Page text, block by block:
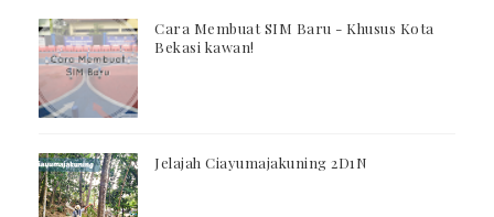
Cara Membuat SIM Baru - Khusus Kota
Bekasi kawan!
Jelajah Ciayumajakuning 2D1N